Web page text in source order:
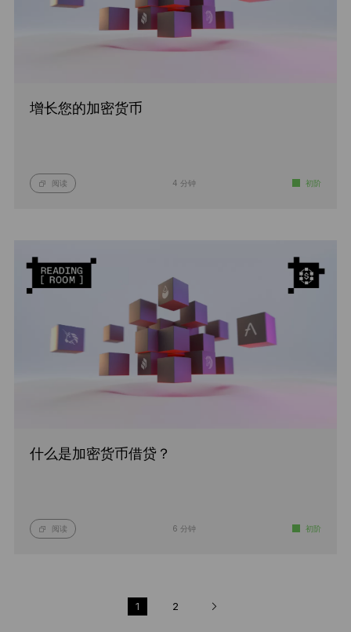
增长您的加密货币
阅读 4 分钟 初阶
什么是加密货币借贷？
阅读 6 分钟 初阶
1 2